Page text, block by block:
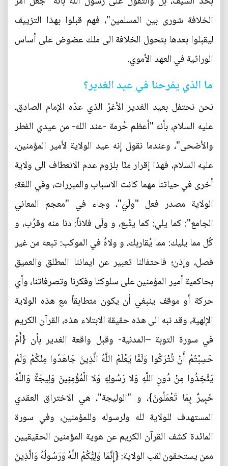
الخلافة شورى بين المسلمين"، فهم قبلوا بهذا التزييف
ليقبلوا بعدها بتحول الخلافة الى ملك عضوض على أساس
الوراثية في العهد الأموي.
ما الذي يفرحنا في عيد الغدير؟
نحن نحتفل بعيد الغدير الأغرّ الذي عدّه الإمام الصادق،
عليه السلام، بأنه "أعظم حُرمة -عند الله- من عيدي الفطر
والأضحى"، وعندما نقول إنه عيد الولاية لأمير المؤمنين،
عليه السلام، فهذا إقرار منّا بلزوم عدم الانعطاف الى ولاية
أخرى في حياتنا مهما كانت الاسباب والمبررات، وفي اللغة؛
الولاية مصدر فعل "ولَيَ"، وجاء في "معجم المعاني
الجامع": كما يلي: كما يتْبع، و ولَى فلاناً: دنا منه وقرُب، و
كُل مما يليك: مما يُقاربك، و ولاهُ في الموكب: تبعه من غير
فصل، وإذن؛ فاحتفالنا تعبير عن ايماننا المطلق والعميق
بحاكمية أمير المؤمنين على سلوكنا وفكرنا وتصرفاتنا، وأي
حركة أو موقف ينبغي أن يكون متطابقاً مع هذه الولاية
الإلهية، وقد نبه الى هذه حقيقة الابتلاء هذه، القرآن الكريم
في سورة التوبة –المدنية- وقبل واقعة الغدير بأن {أَمْ
حَسِبْتُمْ أَنْ تُتْرَكُوا وَلَمَّا يَعْلَمْ اللَّهُ الَّذِينَ جَاهَدُوا مِنْكُمْ وَلَمْ
يَتَّخِذُوا مِنْ دُونِ اللَّهِ وَلا رَسُولِهِ وَلا الْمُؤْمِنِينَ وَلِيجَةً وَاللَّهُ
خَبِيرٌ بِمَا تَعْمَلُونَ}، و "الوليجة"، هي الاختراق العقدي
المستهدف للولاية لله ولرسوله وللمؤمنين، وفي سورة
المائدة كشف القرآن الكريم عن هوية المؤمنين الحقيقيين
ممن يستحقون لقب الولاية: {إِنَّمَا وَلِيُّكُمْ اللَّهُ وَرَسُولُهُ وَالَّذِينَ